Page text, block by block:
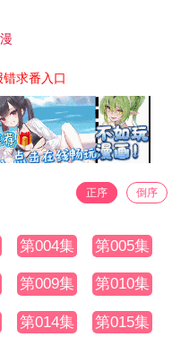
错求番入口
正序 倒序
第004集 第005集
第009集 第010集
第014集 第015集